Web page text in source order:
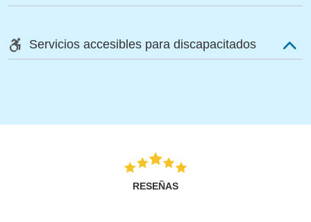
Servicios accesibles para discapacitados
RESEÑAS